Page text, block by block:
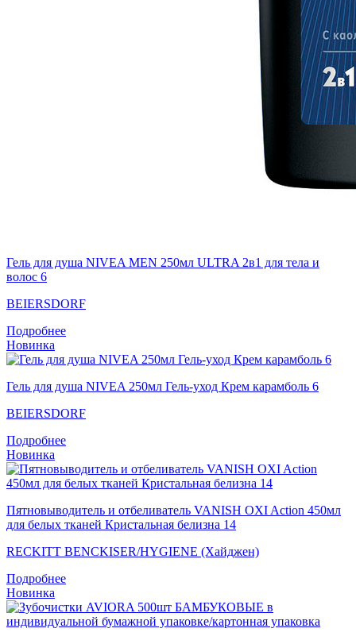
Гель для душа NIVEA MEN 250мл ULTRA 2в1 для тела и
волос 6
BEIERSDORF
Подробнее
Новинка
Гель для душа NIVEA 250мл Гель-уход Крем карамболь 6
BEIERSDORF
Подробнее
Новинка
Пятновыводитель и отбеливатель VANISH OXI Action 450мл
для белых тканей Кристальная белизна 14
RECKITT BENCKISER/HYGIENE (Хайджен)
Подробнее
Новинка